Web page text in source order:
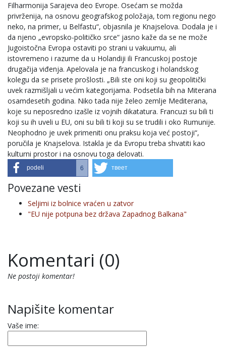
Filharmonija Sarajeva deo Evrope. Osećam se možda
privrženija, na osnovu geografskog položaja, tom regionu nego
neko, na primer, u Belfastu“, objasnila je Knajselova. Dodala je i
da njeno „evropsko-političko srce“ jasno kaže da se ne može
Jugoistočna Evropa ostaviti po strani u vakuumu, ali
istovremeno i razume da u Holandiji ili Francuskoj postoje
drugačija viđenja. Apelovala je na francuskog i holandskog
kolegu da se prisete prošlosti. „Bili ste oni koji su geopolitički
uvek razmišljali u većim kategorijama. Podsetila bih na Miterana
osamdesetih godina. Niko tada nije želeo zemlje Mediterana,
koje su neposredno izašle iz vojnih dikatatura. Francuzi su bili ti
koji su ih uveli u EU, oni su bili ti koji su se trudili i oko Rumunije.
Neophodno je uvek primeniti onu praksu koja već postoji“,
poručila je Knajselova. Istakla je da Evropu treba shvatiti kao
kulturni prostor i na osnovu toga delovati.
podeli 6 твеет
Povezane vesti
Seljimi iz bolnice vraćen u zatvor
"EU nije potpuna bez država Zapadnog Balkana"
Komentari (0)
Ne postoji komentar!
Napišite komentar
Vaše ime: